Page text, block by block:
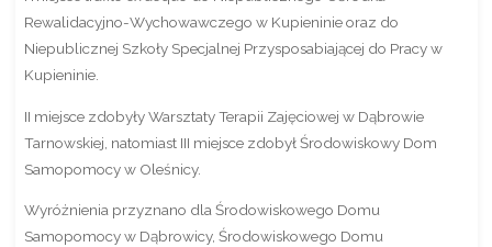
Rewalidacyjno-Wychowawczego w Kupieninie oraz do
Niepublicznej Szkoły Specjalnej Przysposabiającej do Pracy w
Kupieninie.
II miejsce zdobyły Warsztaty Terapii Zajęciowej w Dąbrowie
Tarnowskiej, natomiast III miejsce zdobył Środowiskowy Dom
Samopomocy w Oleśnicy.
Wyróżnienia przyznano dla Środowiskowego Domu
Samopomocy w Dąbrowicy, Środowiskowego Domu